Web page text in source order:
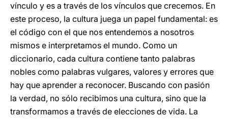
vínculo y es a través de los vínculos que crecemos. En
este proceso, la cultura juega un papel fundamental: es
el código con el que nos entendemos a nosotros
mismos e interpretamos el mundo. Como un
diccionario, cada cultura contiene tanto palabras
nobles como palabras vulgares, valores y errores que
hay que aprender a reconocer. Buscando con pasión
la verdad, no sólo recibimos una cultura, sino que la
transformamos a través de elecciones de vida. La